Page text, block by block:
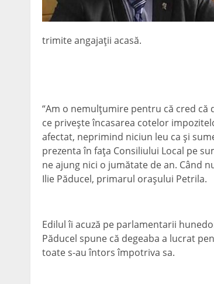
trimite angajaţii acasă.
“Am o nemulţumire pentru că cred că
ce priveşte încasarea cotelor
afectat, neprimind niciun leu ca şi
prezenta în faţa Consiliului Local pe
ne ajung nici o jumătate de an. Când
Ilie Păducel, primarul oraşului Petrila.
Edilul îi acuză pe parlamentarii
Păducel spune că degeaba a lucrat
toate s-au întors împotriva sa.